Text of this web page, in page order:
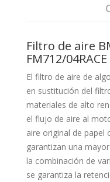
Filtro de aire
FM712/04RACE
El filtro de aire de
en sustitución del
materiales de alto
el flujo de aire al
aire original de papel
garantizan una
la combinación de
se garantiza la